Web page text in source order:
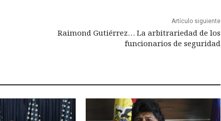
Artículo siguiente
Raimond Gutiérrez… La arbitrariedad de los
funcionarios de seguridad